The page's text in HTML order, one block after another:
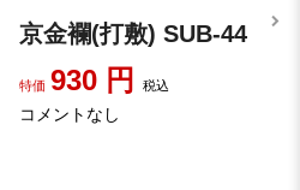
京金襴(打敷) SUB-44
特価 930 円税込
コメントなし